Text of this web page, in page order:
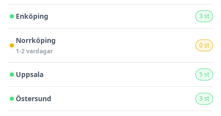
Enköping 3 st
Norrköping
1-2 vardagar
0 st
Uppsala 5 st
Östersund 3 st